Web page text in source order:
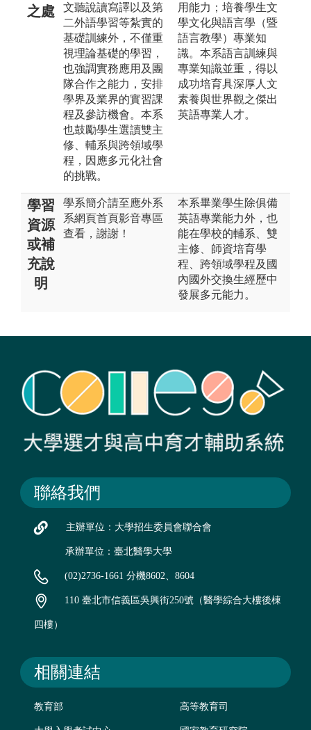
之處
文聽說讀寫譯以及第
二外語學習等紮實的
基礎訓練外，不僅重
視理論基礎的學習，
也強調實務應用及團
隊合作之能力，安排
學界及業界的實習課
程及參訪機會。本系
也鼓勵學生選讀雙主
修、輔系與跨領域學
程，因應多元化社會
的挑戰。
用能力；培養學生文
學文化與語言學（暨
語言教學）專業知
識。本系語言訓練與
專業知識並重，得以
成功培育具深厚人文
素養與世界觀之傑出
英語專業人才。
學習
資源
或補
充說
明
學系簡介請至應外系
系網頁首頁影音專區
查看，謝謝！
本系畢業學生除俱備
英語專業能力外，也
能在學校的輔系、雙
主修、師資培育學
程、跨領域學程及國
內國外交換生經歷中
發展多元能力。
聯絡我們
主辦單位：大學招生委員會聯合會
承辦單位：臺北醫學大學
(02)2736-1661 分機8602、8604
110 臺北市信義區吳興街250號（醫學綜合大樓後棟
四樓）
相關連結
教育部 高等教育司